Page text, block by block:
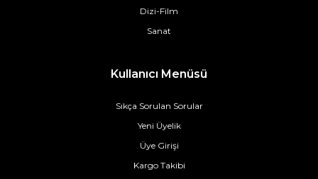
Dizi-Film
Sanat
Kullanıcı Menüsü
Sıkça Sorulan Sorular
Yeni Üyelik
Üye Girişi
Kargo Takibi